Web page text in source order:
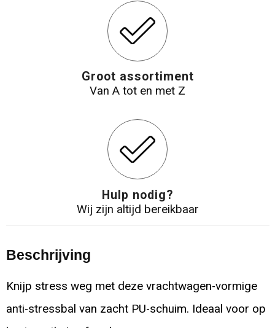
Groot assortiment
Van A tot en met Z
Hulp nodig?
Wij zijn altijd bereikbaar
Beschrijving
Knijp stress weg met deze vrachtwagen-vormige
anti-stressbal van zacht PU-schuim. Ideaal voor op